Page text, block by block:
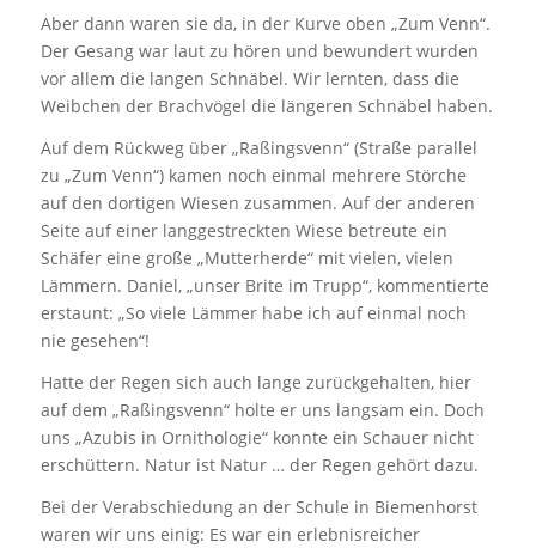
Aber dann waren sie da, in der Kurve oben „Zum Venn“.
Der Gesang war laut zu hören und bewundert wurden
vor allem die langen Schnäbel. Wir lernten, dass die
Weibchen der Brachvögel die längeren Schnäbel haben.
Auf dem Rückweg über „Raßingsvenn“ (Straße parallel
zu „Zum Venn“) kamen noch einmal mehrere Störche
auf den dortigen Wiesen zusammen. Auf der anderen
Seite auf einer langgestreckten Wiese betreute ein
Schäfer eine große „Mutterherde“ mit vielen, vielen
Lämmern. Daniel, „unser Brite im Trupp“, kommentierte
erstaunt: „So viele Lämmer habe ich auf einmal noch
nie gesehen“!
Hatte der Regen sich auch lange zurückgehalten, hier
auf dem „Raßingsvenn“ holte er uns langsam ein. Doch
uns „Azubis in Ornithologie“ konnte ein Schauer nicht
erschüttern. Natur ist Natur … der Regen gehört dazu.
Bei der Verabschiedung an der Schule in Biemenhorst
waren wir uns einig: Es war ein erlebnisreicher